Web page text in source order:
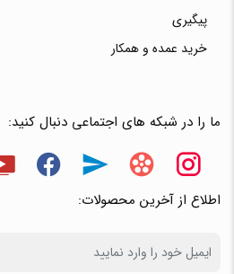
پیگیری
خرید عمده و همکار
ما را در شبکه های اجتماعی دنبال کنید:
اطلاع از آخرین محصولات: